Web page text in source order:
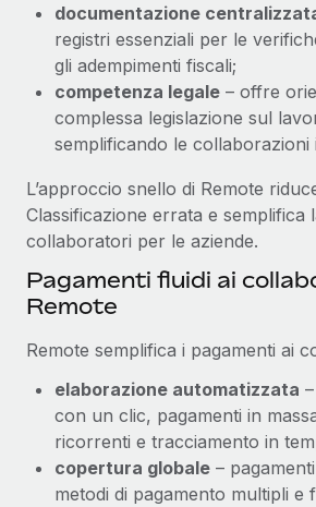
documentazione
registri essenziali per le
gli adempimenti fiscali;
competenza legale – offre
complessa legislazione sul
semplificando le collaborazioni
L’approccio snello di Remote
Classificazione errata e semplifica
collaboratori per le aziende.
Pagamenti fluidi ai
Remote
Remote semplifica i pagamenti ai
elaborazione automatizzata
con un clic, pagamenti in
ricorrenti e tracciamento in
copertura globale –
metodi di pagamento multipli e